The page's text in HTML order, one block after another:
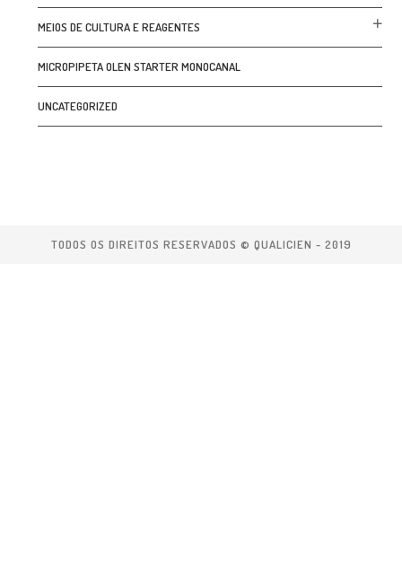
MEIOS DE CULTURA E REAGENTES
MICROPIPETA OLEN STARTER MONOCANAL
UNCATEGORIZED
TODOS OS DIREITOS RESERVADOS © QUALICIEN - 2019